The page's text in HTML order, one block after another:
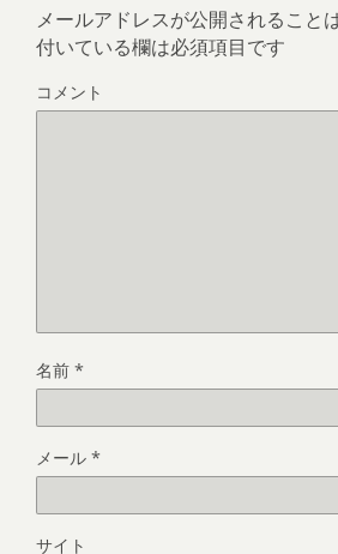
メールアドレスが公開されること
付いている欄は必須項目です
コメント
名前 *
メール *
サイト